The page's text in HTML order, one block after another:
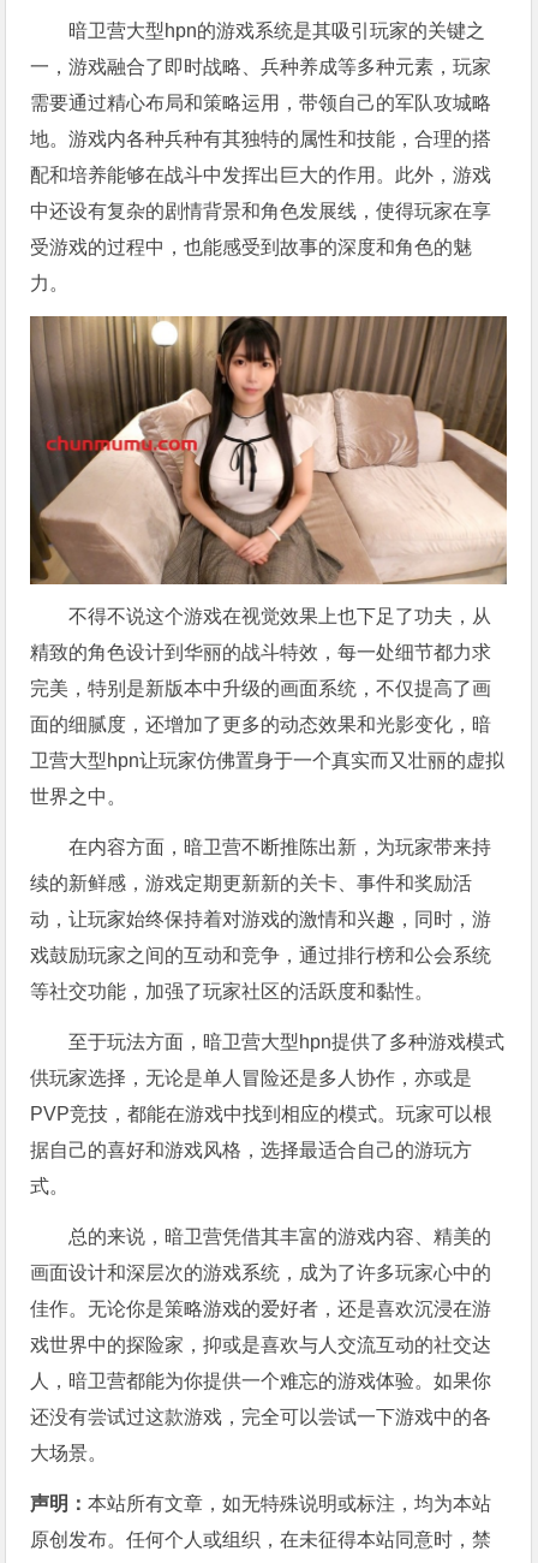
暗卫营大型hpn的游戏系统是其吸引玩家的关键之
一，游戏融合了即时战略、兵种养成等多种元素，玩家
需要通过精心布局和策略运用，带领自己的军队攻城略
地。游戏内各种兵种有其独特的属性和技能，合理的搭
配和培养能够在战斗中发挥出巨大的作用。此外，游戏
中还设有复杂的剧情背景和角色发展线，使得玩家在享
受游戏的过程中，也能感受到故事的深度和角色的魅
力。
不得不说这个游戏在视觉效果上也下足了功夫，从
精致的角色设计到华丽的战斗特效，每一处细节都力求
完美，特别是新版本中升级的画面系统，不仅提高了画
面的细腻度，还增加了更多的动态效果和光影变化，暗
卫营大型hpn让玩家仿佛置身于一个真实而又壮丽的虚拟
世界之中。
在内容方面，暗卫营不断推陈出新，为玩家带来持
续的新鲜感，游戏定期更新新的关卡、事件和奖励活
动，让玩家始终保持着对游戏的激情和兴趣，同时，游
戏鼓励玩家之间的互动和竞争，通过排行榜和公会系统
等社交功能，加强了玩家社区的活跃度和黏性。
至于玩法方面，暗卫营大型hpn提供了多种游戏模式
供玩家选择，无论是单人冒险还是多人协作，亦或是
PVP竞技，都能在游戏中找到相应的模式。玩家可以根
据自己的喜好和游戏风格，选择最适合自己的游玩方
式。
总的来说，暗卫营凭借其丰富的游戏内容、精美的
画面设计和深层次的游戏系统，成为了许多玩家心中的
佳作。无论你是策略游戏的爱好者，还是喜欢沉浸在游
戏世界中的探险家，抑或是喜欢与人交流互动的社交达
人，暗卫营都能为你提供一个难忘的游戏体验。如果你
还没有尝试过这款游戏，完全可以尝试一下游戏中的各
大场景。
声明：本站所有文章，如无特殊说明或标注，均为本站
原创发布。任何个人或组织，在未征得本站同意时，禁